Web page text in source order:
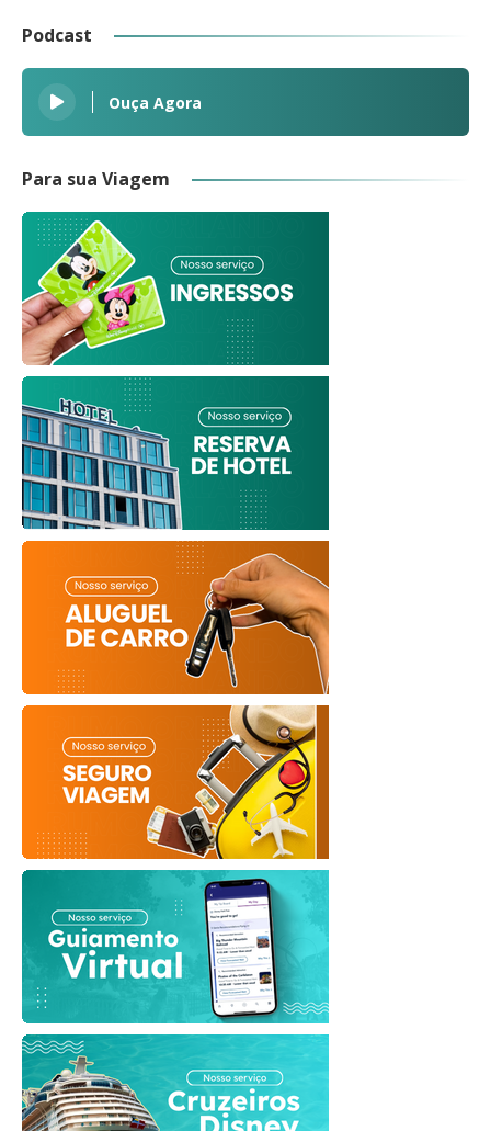
Podcast
Ouça Agora
Para sua Viagem